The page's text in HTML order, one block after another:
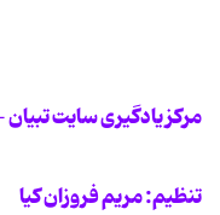
مرکز یادگیری سایت
تنظیم: مریم فروزان کیا